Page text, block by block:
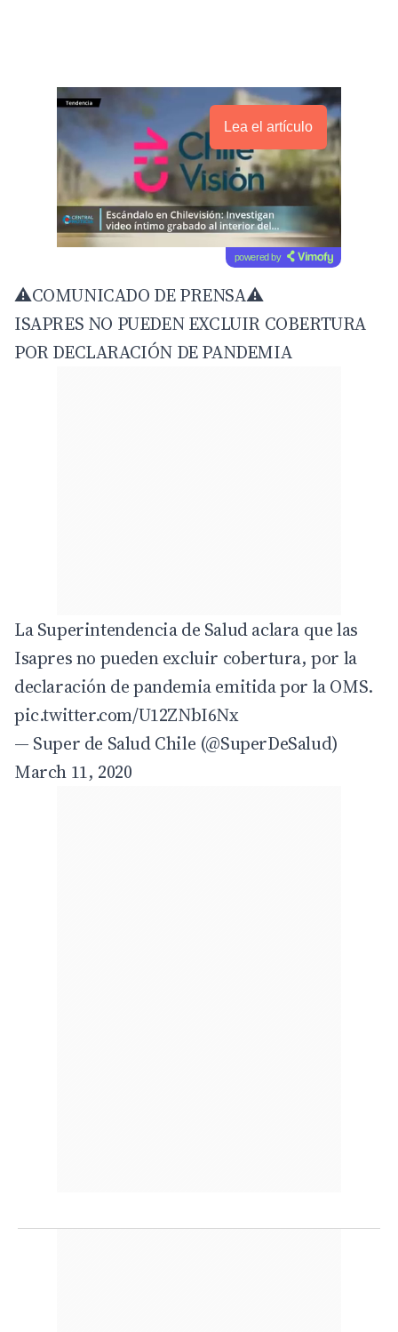
Lea el artículo
powered by
⚠️COMUNICADO DE PRENSA⚠️
ISAPRES NO PUEDEN EXCLUIR COBERTURA
POR DECLARACIÓN DE PANDEMIA
La Superintendencia de Salud aclara que las
Isapres no pueden excluir cobertura, por la
declaración de pandemia emitida por la OMS.
pic.twitter.com/U12ZNbI6Nx
— Super de Salud Chile (@SuperDeSalud)
March 11, 2020